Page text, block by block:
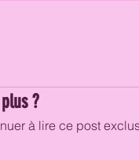
?
à lire ce post